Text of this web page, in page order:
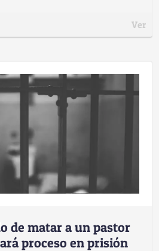
Ver
de matar a un pastor
proceso en prisión